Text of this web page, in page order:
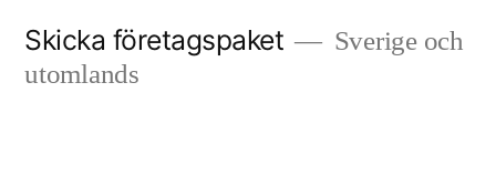
Skicka företagspaket
Sverige och
utomlands